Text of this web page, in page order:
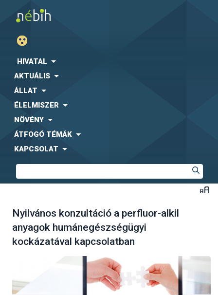
HIVATAL
AKTUÁLIS
ÁLLAT
ÉLELMISZER
NÖVÉNY
ÁTFOGÓ TÉMÁK
KAPCSOLAT
Nyilvános konzultáció a perfluor-alkil
anyagok humánegészségügyi
kockázatával kapcsolatban